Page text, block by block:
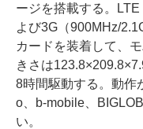
ージを搭載する。
よび3G（900MHz/
カードを装着して、
きさは
8時間駆動する。動作
o、b-mobile、
い。